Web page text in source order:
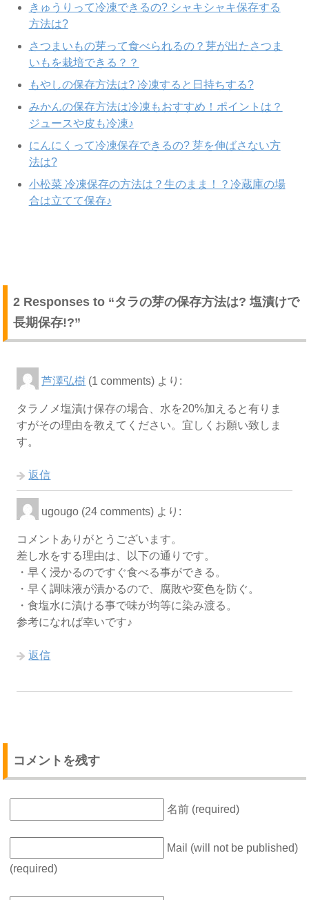
きゅうりって冷凍できるの? シャキシャキ保存する
方法は?
さつまいもの芽って食べられるの？芽が出たさつま
いもを栽培できる？？
もやしの保存方法は? 冷凍すると日持ちする?
みかんの保存方法は冷凍もおすすめ！ポイントは？
ジュースや皮も冷凍♪
にんにくって冷凍保存できるの? 芽を伸ばさない方
法は?
小松菜 冷凍保存の方法は？生のまま！？冷蔵庫の場
合は立てて保存♪
2 Responses to “タラの芽の保存方法は? 塩漬けで
長期保存!?”
芦澤弘樹 (1 comments) より:
タラノメ塩漬け保存の場合、水を20%加えると有りま
すがその理由を教えてください。宜しくお願い致しま
す。
返信
ugougo (24 comments) より:
コメントありがとうございます。
差し水をする理由は、以下の通りです。
・早く浸かるのですぐ食べる事ができる。
・早く調味液が漬かるので、腐敗や変色を防ぐ。
・食塩水に漬ける事で味が均等に染み渡る。
参考になれば幸いです♪
返信
コメントを残す
名前 (required)
Mail (will not be published)
(required)